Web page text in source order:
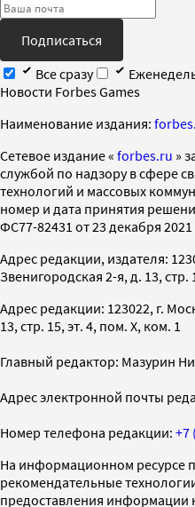
Подписаться
Все сразу
Новости Forbes Games
Наименование издания:
Cетевое издание « forbes.ru »
службой по надзору в сфере
технологий и массовых
номер и дата принятия
ФС77-82431 от 23 декабря 2021
Адрес редакции, издателя:
Звенигородская 2-я, д. 13, стр.
Адрес редакции: 123022, г.
13, стр. 15, эт. 4, пом. X, ком. 1
Главный редактор: Мазурин
Адрес электронной почты
Номер телефона редакции: +7
На информационном ресурсе
рекомендательные
предоставления информации